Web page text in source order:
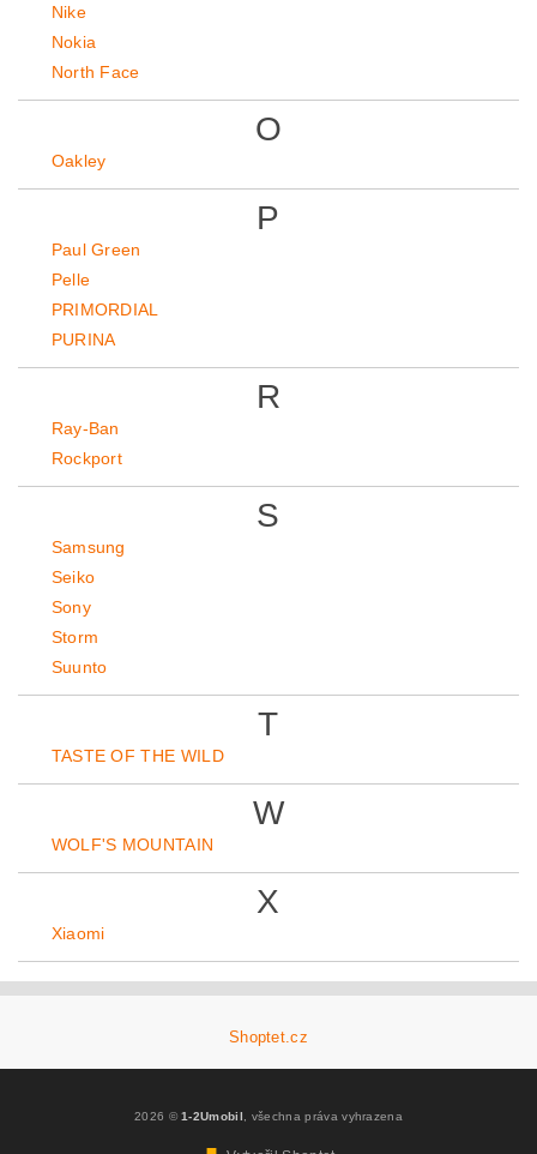
Nike
Nokia
North Face
O
Oakley
P
Paul Green
Pelle
PRIMORDIAL
PURINA
R
Ray-Ban
Rockport
S
Samsung
Seiko
Sony
Storm
Suunto
T
TASTE OF THE WILD
W
WOLF'S MOUNTAIN
X
Xiaomi
Shoptet.cz
2026 ©1-2Umobil , všechna práva vyhrazena